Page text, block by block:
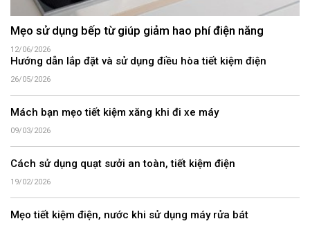
Mẹo sử dụng bếp từ giúp giảm hao phí điện năng
12/06/2026
Hướng dẫn lắp đặt và sử dụng điều hòa tiết kiệm điện
26/05/2026
Mách bạn mẹo tiết kiệm xăng khi đi xe máy
09/03/2026
Cách sử dụng quạt sưởi an toàn, tiết kiệm điện
19/02/2026
Mẹo tiết kiệm điện, nước khi sử dụng máy rửa bát